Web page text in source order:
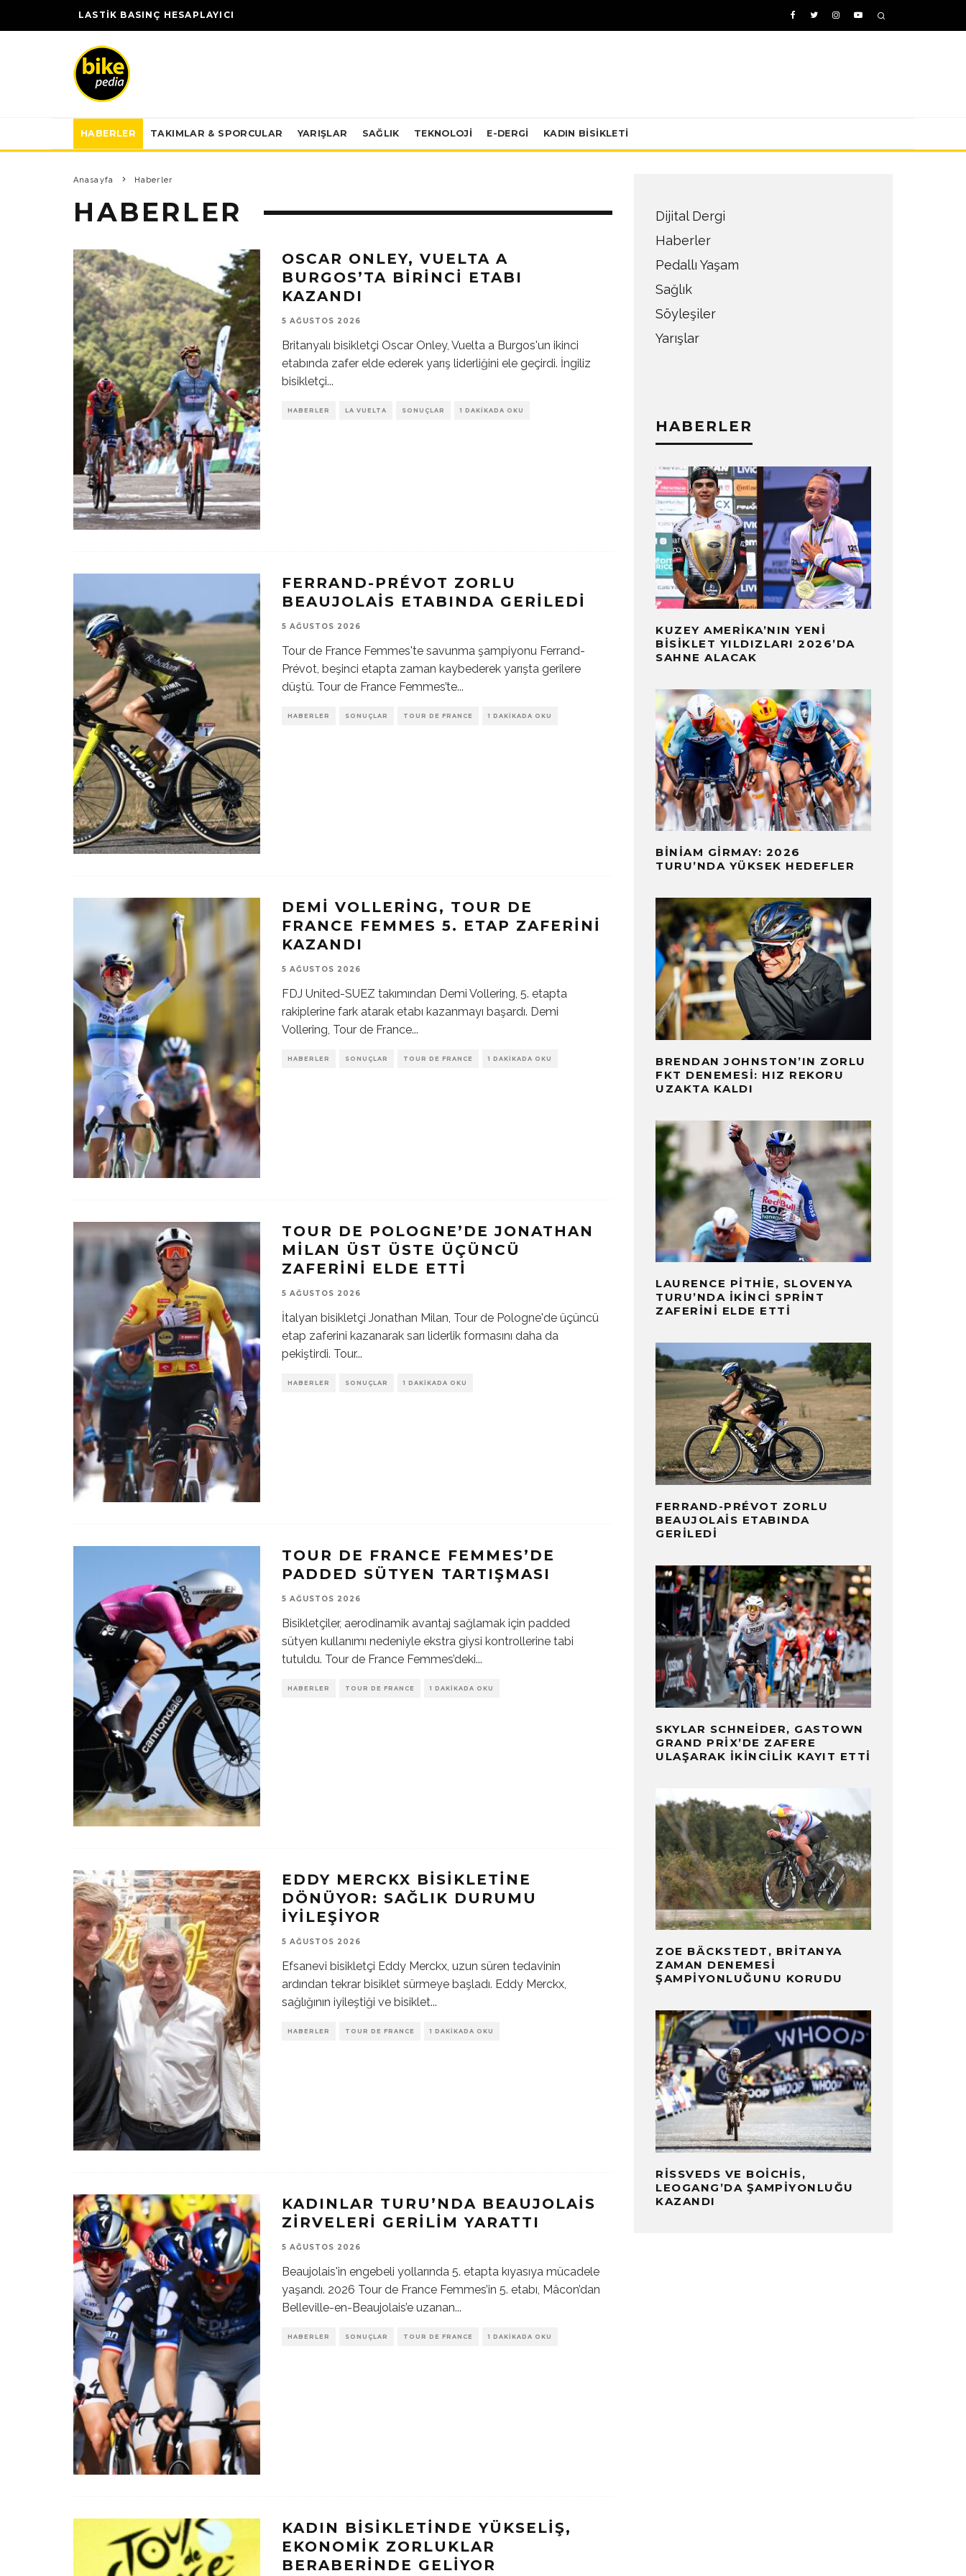
LASTİK BASINÇ HESAPLAYICI
HABERLER TAKIMLAR & SPORCULAR YARIŞLAR SAĞLIK TEKNOLOJI E-DERGİ KADIN BISIKLETI
Anasayfa Haberler
HABERLER
OSCAR ONLEY, VUELTA A
BURGOS’TA BIRINCI ETABI
KAZANDI
5 AĞUSTOS 2026
Britanyalı bisikletçi Oscar Onley, Vuelta a Burgos'un ikinci
etabında zafer elde ederek yarış liderliğini ele geçirdi. İngiliz
bisikletçi...
HABERLER LA VUELTA SONUÇLAR 1 DAKIKADA OKU
FERRAND-PRÉVOT ZORLU
BEAUJOLAIS ETABINDA GERILEDI
5 AĞUSTOS 2026
Tour de France Femmes'te savunma şampiyonu Ferrand-
Prévot, beşinci etapta zaman kaybederek yarışta gerilere
düştü. Tour de France Femmes’te...
HABERLER SONUÇLAR TOUR DE FRANCE 1 DAKIKADA OKU
DEMI VOLLERING, TOUR DE
FRANCE FEMMES 5. ETAP ZAFERINI
KAZANDI
5 AĞUSTOS 2026
FDJ United-SUEZ takımından Demi Vollering, 5. etapta
rakiplerine fark atarak etabı kazanmayı başardı. Demi
Vollering, Tour de France...
HABERLER SONUÇLAR TOUR DE FRANCE 1 DAKIKADA OKU
TOUR DE POLOGNE’DE JONATHAN
MILAN ÜST ÜSTE ÜÇÜNCÜ
ZAFERINI ELDE ETTI
5 AĞUSTOS 2026
İtalyan bisikletçi Jonathan Milan, Tour de Pologne'de üçüncü
etap zaferini kazanarak sarı liderlik formasını daha da
pekiştirdi. Tour...
HABERLER SONUÇLAR 1 DAKIKADA OKU
TOUR DE FRANCE FEMMES’DE
PADDED SÜTYEN TARTIŞMASI
5 AĞUSTOS 2026
Bisikletçiler, aerodinamik avantaj sağlamak için padded
sütyen kullanımı nedeniyle ekstra giysi kontrollerine tabi
tutuldu. Tour de France Femmes’deki...
HABERLER TOUR DE FRANCE 1 DAKIKADA OKU
EDDY MERCKX BISIKLETINE
DÖNÜYOR: SAĞLIK DURUMU
İYILEŞIYOR
5 AĞUSTOS 2026
Efsanevi bisikletçi Eddy Merckx, uzun süren tedavinin
ardından tekrar bisiklet sürmeye başladı. Eddy Merckx,
sağlığının iyileştiği ve bisiklet...
HABERLER TOUR DE FRANCE 1 DAKIKADA OKU
KADINLAR TURU’NDA BEAUJOLAIS
ZIRVELERI GERILIM YARATTI
5 AĞUSTOS 2026
Beaujolais'in engebeli yollarında 5. etapta kıyasıya mücadele
yaşandı. 2026 Tour de France Femmes’in 5. etabı, Mâcon’dan
Belleville-en-Beaujolais’e uzanan...
HABERLER SONUÇLAR TOUR DE FRANCE 1 DAKIKADA OKU
KADIN BISIKLETINDE YÜKSELIŞ,
EKONOMIK ZORLUKLAR
BERABERINDE GELIYOR
Dijital Dergi
Haberler
Pedallı Yaşam
Sağlık
Söyleşiler
Yarışlar
HABERLER
KUZEY AMERIKA’NIN YENI
BISIKLET YILDIZLARI 2026’DA
SAHNE ALACAK
BINIAM GIRMAY: 2026
TURU’NDA YÜKSEK HEDEFLER
BRENDAN JOHNSTON’IN ZORLU
FKT DENEMESI: HIZ REKORU
UZAKTA KALDI
LAURENCE PITHIE, SLOVENYA
TURU’NDA İKINCI SPRINT
ZAFERINI ELDE ETTI
FERRAND-PRÉVOT ZORLU
BEAUJOLAIS ETABINDA
GERILEDI
SKYLAR SCHNEIDER, GASTOWN
GRAND PRIX’DE ZAFERE
ULAŞARAK İKINCILIK KAYIT ETTI
ZOE BÄCKSTEDT, BRITANYA
ZAMAN DENEMESI
ŞAMPIYONLUĞUNU KORUDU
RISSVEDS VE BOICHIS,
LEOGANG’DA ŞAMPIYONLUĞU
KAZANDI